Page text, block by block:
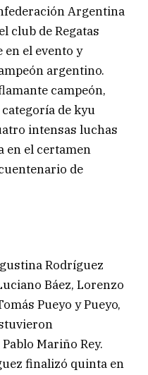
Argentina
club de Regatas
el evento y
argentino.
campeón,
de kyu
intensas luchas
en el certamen
de
Rodríguez
Báez, Lorenzo
Pueyo y Pueyo,
Mariño Rey.
finalizó quinta en